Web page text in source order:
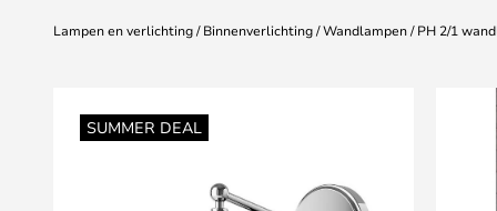
Lampen en verlichting Binnenverlichting Wandlampen PH 2/1
SUMMER DEAL
naar